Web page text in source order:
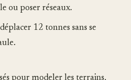
ou poser réseaux.
12 tonnes sans se